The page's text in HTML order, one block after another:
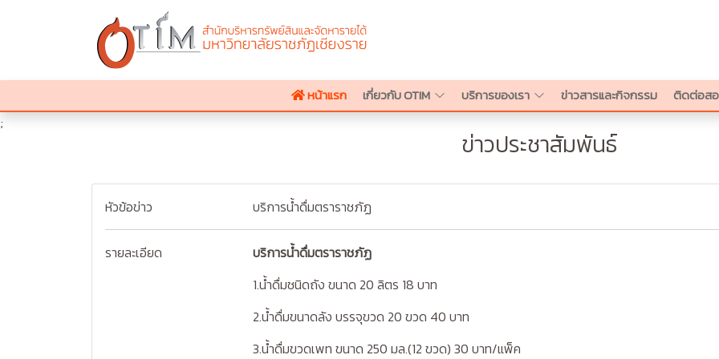
หน้าแรก เกี่ยวกับ OTIM บริการของเรา ข่าวสารและกิจกรรม ติดต่อส
;
ข่าวประชาสัมพันธ์
หัวข้อข่าว บริการน้ำดื่มตราราชภัฏ
รายละเอียด
บริการน้ำดื่มตราราชภัฏ
1.น้ำดื่มชนิดถัง ขนาด 20 ลิตร 18 บาท
2.น้ำดื่มขนาดลัง บรรจุขวด 20 ขวด 40 บาท
3.น้ำดื่มขวดเพท ขนาด 250 มล.(12 ขวด) 30 บาท/แพ็ค